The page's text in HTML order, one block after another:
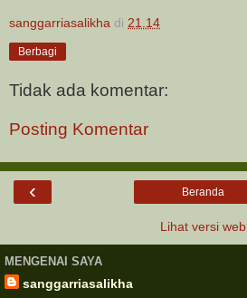
sanggarriasalikha di 21.14
Berbagi
Tidak ada komentar:
Posting Komentar
‹ Beranda
Lihat versi web
MENGENAI SAYA
sanggarriasalikha